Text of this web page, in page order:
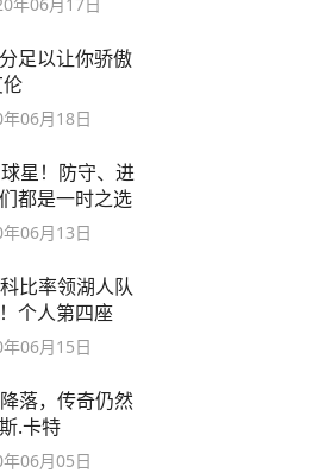
足以让你骄傲
06月18日
星！防守、进
都是一时之选
06月13日
比率领湖人队
个人第四座
06月15日
落，传奇仍然
.卡特
06月05日